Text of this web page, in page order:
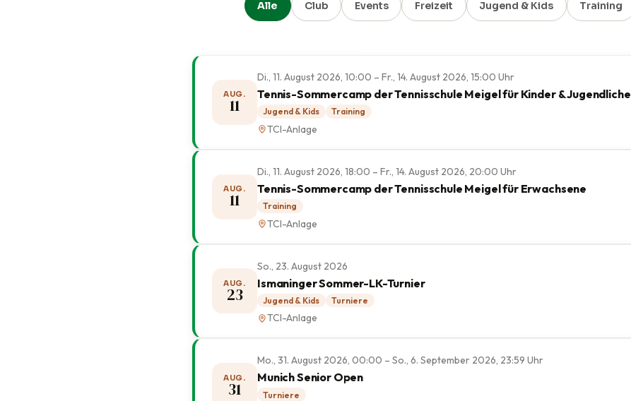
Alle Club Events Freizeit Jugend & Kids Training
AUG.
11
Di., 11. August 2026, 10:00 – Fr., 14. August 2026, 15:00 Uhr
Tennis-Sommercamp der Tennisschule Meigel für Kinder & Jugendliche
Jugend & Kids Training
TCI-Anlage
AUG.
11
Di., 11. August 2026, 18:00 – Fr., 14. August 2026, 20:00 Uhr
Tennis-Sommercamp der Tennisschule Meigel für Erwachsene
Training
TCI-Anlage
AUG.
23
So., 23. August 2026
Ismaninger Sommer-LK-Turnier
Jugend & Kids Turniere
TCI-Anlage
AUG.
31
Mo., 31. August 2026, 00:00 – So., 6. September 2026, 23:59 Uhr
Munich Senior Open
Turniere